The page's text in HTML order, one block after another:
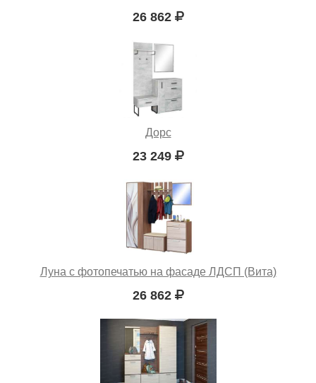
26 862
Дорс
23 249
Луна с фотопечатью на фасаде ЛДСП (Вита)
26 862